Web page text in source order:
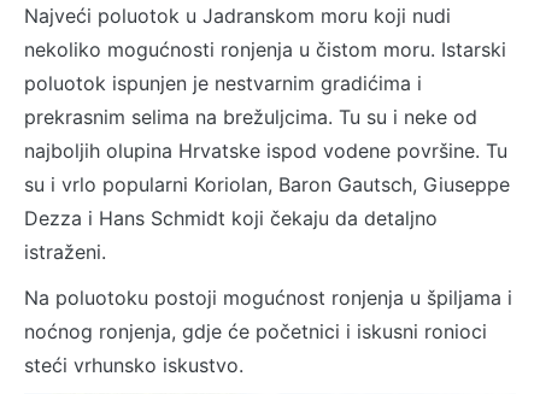
Najveći poluotok u Jadranskom moru koji nudi
nekoliko mogućnosti ronjenja u čistom moru. Istarski
poluotok ispunjen je nestvarnim gradićima i
prekrasnim selima na brežuljcima. Tu su i neke od
najboljih olupina Hrvatske ispod vodene površine. Tu
su i vrlo popularni Koriolan, Baron Gautsch, Giuseppe
Dezza i Hans Schmidt koji čekaju da detaljno
istraženi.
Na poluotoku postoji mogućnost ronjenja u špiljama i
noćnog ronjenja, gdje će početnici i iskusni ronioci
steći vrhunsko iskustvo.